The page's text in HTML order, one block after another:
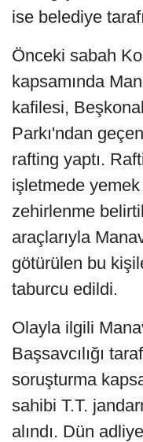
ise belediye
Önceki sabah
kapsamında
kafilesi,
Parkı'ndan
rafting yaptı.
işletmede
zehirlenme
araçlarıyla
götürülen bu
taburcu edildi.
Olayla ilgili
Başsavcılığı
soruşturma
sahibi T.T.
alındı. Dün